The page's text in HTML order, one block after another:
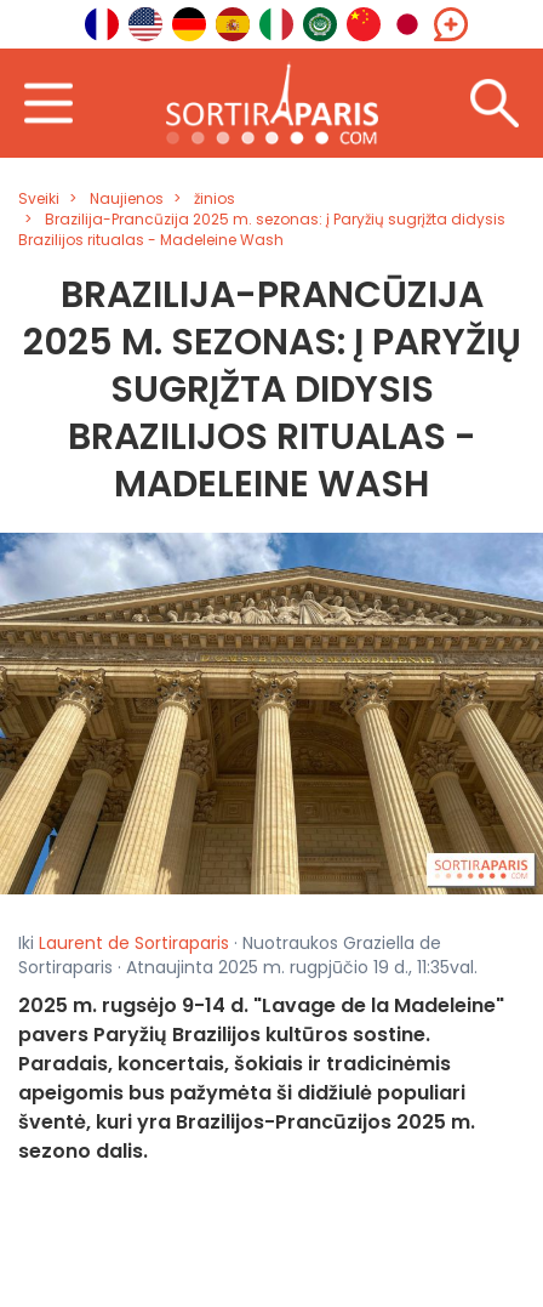
Sveiki Naujienos
žinios
Brazilija-Prancūzija 2025 m. sezonas: į Paryžių sugrįžta didysis
Brazilijos ritualas - Madeleine Wash
BRAZILIJA-PRANCŪZIJA
2025 M. SEZONAS: Į PARYŽIŲ
SUGRĮŽTA DIDYSIS
BRAZILIJOS RITUALAS -
MADELEINE WASH
Iki Laurent de Sortiraparis · Nuotraukos Graziella de
Sortiraparis · Atnaujinta 2025 m. rugpjūčio 19 d., 11:35val.
2025 m. rugsėjo 9-14 d. "Lavage de la Madeleine"
pavers Paryžių Brazilijos kultūros sostine.
Paradais, koncertais, šokiais ir tradicinėmis
apeigomis bus pažymėta ši didžiulė populiari
šventė, kuri yra Brazilijos-Prancūzijos 2025 m.
sezono dalis.